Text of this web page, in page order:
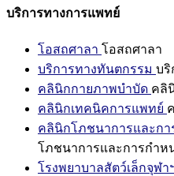
บริการทางการแพทย์
โอสถศาลา โอสถศาลา
บริการทางทันตกรรม บริ
คลินิกกายภาพบำบัด คลิ
คลินิกเทคนิคการแพทย์
คลินิกโภชนาการและก
โภชนาการและการกำห
โรงพยาบาลสัตว์เล็กจุฬา